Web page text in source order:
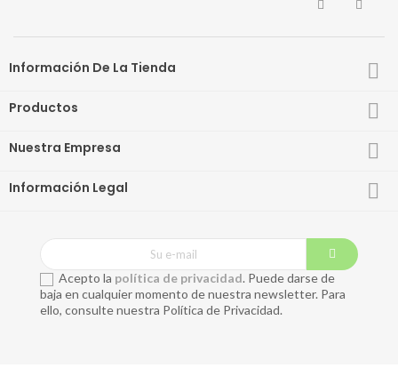
Información De La Tienda 
Productos 
Nuestra Empresa 
Información Legal 
Acepto la política de privacidad. Puede darse de
baja en cualquier momento de nuestra newsletter. Para
ello, consulte nuestra Política de Privacidad.